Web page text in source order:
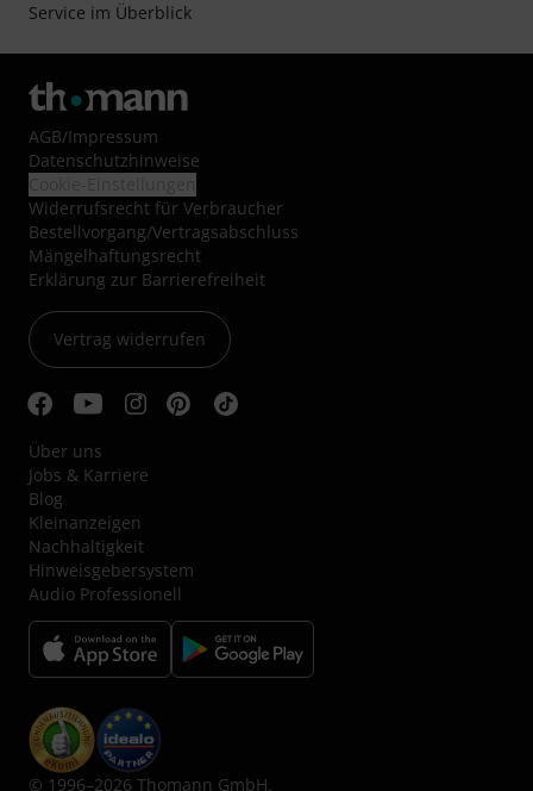
Service im Überblick
AGB/Impressum
Datenschutzhinweise
Widerrufsrecht für Verbraucher
Bestellvorgang/Vertragsabschluss
Mängelhaftungsrecht
Erklärung zur Barrierefreiheit
Vertrag widerrufen
Über uns
Jobs & Karriere
Blog
Kleinanzeigen
Nachhaltigkeit
Hinweisgebersystem
Audio Professionell
© 1996–2026 Thomann GmbH.